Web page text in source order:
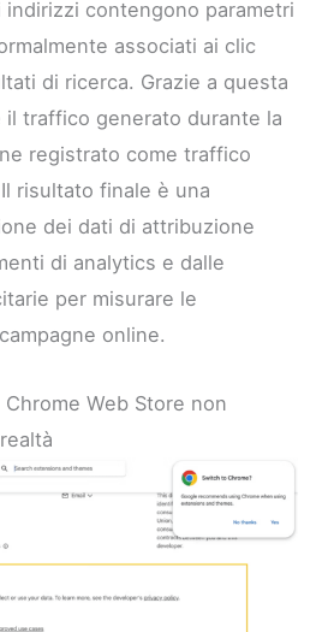
indirizzi contengono parametri
associati ai clic
di ricerca. Grazie a questa
il traffico generato durante la
registrato come traffico
risultato finale è una
dei dati di attribuzione
di analytics e dalle
per misurare le
online.
Web Store non